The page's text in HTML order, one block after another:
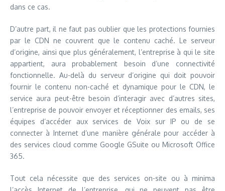
dans ce cas.
D’autre part, il ne faut pas oublier que les protections fournies
par le CDN ne couvrent que le contenu caché. Le serveur
d’origine, ainsi que plus généralement, l’entreprise à qui le site
appartient, aura probablement besoin d’une connectivité
fonctionnelle. Au-delà du serveur d’origine qui doit pouvoir
fournir le contenu non-caché et dynamique pour le CDN, le
service aura peut-être besoin d’interagir avec d’autres sites,
l’entreprise de pouvoir envoyer et réceptionner des emails, ses
équipes d’accéder aux services de Voix sur IP ou de se
connecter à Internet d’une manière générale pour accéder à
des services cloud comme Google GSuite ou Microsoft Office
365.
Tout cela nécessite que des services on-site ou à minima